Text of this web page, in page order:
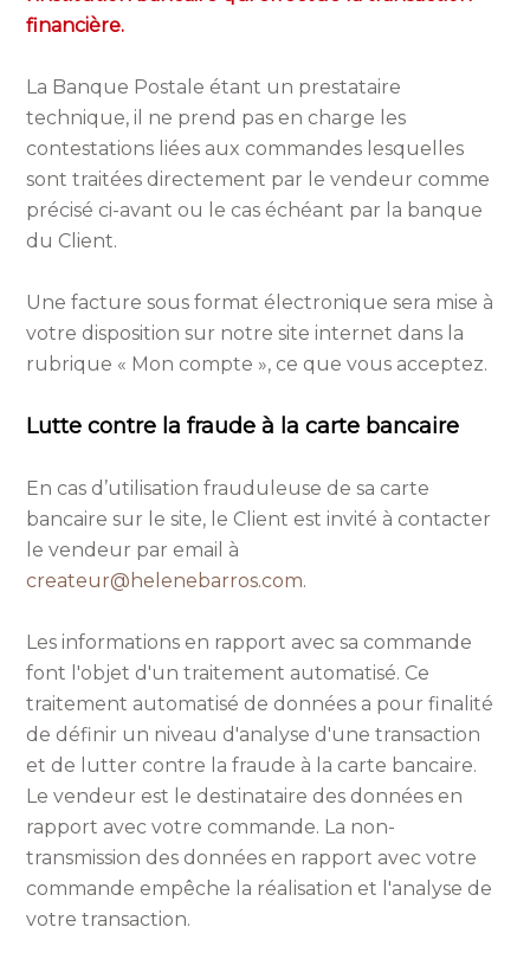
financière.
La Banque Postale étant un prestataire
technique, il ne prend pas en charge les
contestations liées aux commandes lesquelles
sont traitées directement par le vendeur comme
précisé ci-avant ou le cas échéant par la banque
du Client.
Une facture sous format électronique sera mise à
votre disposition sur notre site internet dans la
rubrique « Mon compte », ce que vous acceptez.
Lutte contre la fraude à la carte bancaire
En cas d’utilisation frauduleuse de sa carte
bancaire sur le site, le Client est invité à contacter
le vendeur par email à
createur@helenebarros.com.
Les informations en rapport avec sa commande
font l'objet d'un traitement automatisé. Ce
traitement automatisé de données a pour finalité
de définir un niveau d'analyse d'une transaction
et de lutter contre la fraude à la carte bancaire.
Le vendeur est le destinataire des données en
rapport avec votre commande. La non-
transmission des données en rapport avec votre
commande empêche la réalisation et l'analyse de
votre transaction.